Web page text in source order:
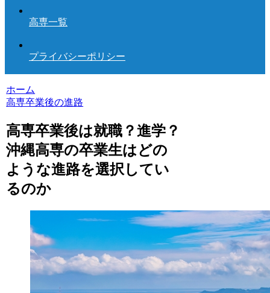
高専一覧
プライバシーポリシー
ホーム
高専卒業後の進路
高専卒業後は就職？進学？
沖縄高専の卒業生はどの
ような進路を選択してい
るのか